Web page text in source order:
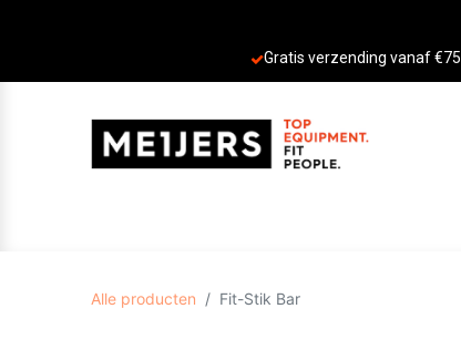
Gratis verzending vanaf €75
Alle producten Fit-Stik Bar